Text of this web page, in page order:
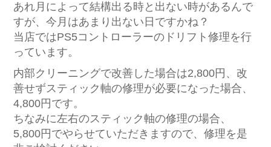
あれ月によって結構出る時と出ない時があるんで
すが、今月はあまり出ない日ですかね？
当店ではPS5コントローラーのドリフト修理を行
っています。
内部クリーニングで改善した場合は2,800円、改
善せずスティック軸の修理が必要になった場合、
4,800円です。
ちなみに左右のスティック軸の修理の場合、
5,800円でやらせていただきますので、修理を是